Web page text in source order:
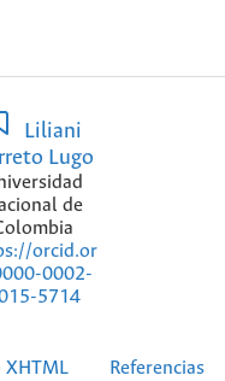
Liliani
Lugo
de
orcid.or
0002-
5714
XHTML Referencias